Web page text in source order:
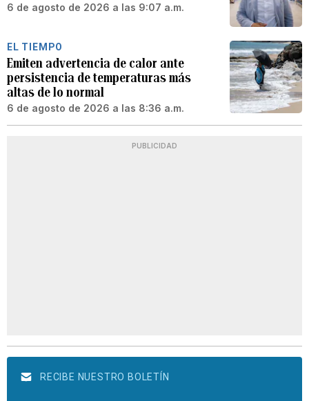
6 de agosto de 2026 a las 9:07 a.m.
EL TIEMPO
Emiten advertencia de calor ante
persistencia de temperaturas más
altas de lo normal
6 de agosto de 2026 a las 8:36 a.m.
PUBLICIDAD
RECIBE NUESTRO BOLETÍN